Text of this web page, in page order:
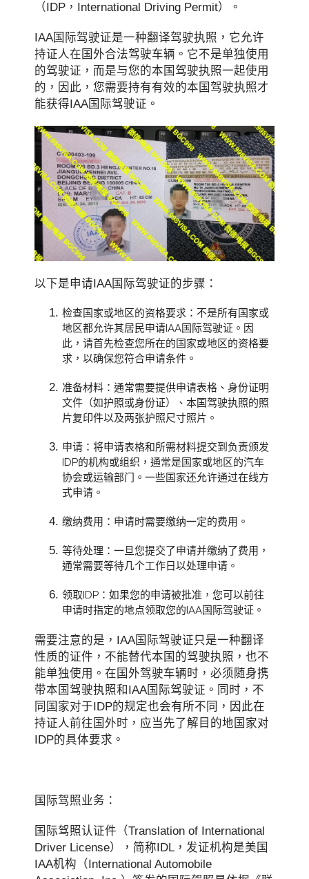
（IDP，International Driving Permit）。
IAA国际驾驶证是一种翻译驾驶执照，它允许
持证人在国外合法驾驶车辆。它不是单独使用
的驾驶证，而是与您的本国驾驶执照一起使用
的，因此，您需要持有有效的本国驾驶执照才
能获得IAA国际驾驶证。
以下是申请IAA国际驾驶证的步骤：
检查国家或地区的资格要求：不是所有国家或
地区都允许其居民申请IAA国际驾驶证。因
此，请首先检查您所在的国家或地区的资格要
求，以确保您符合申请条件。
准备材料：通常需要提供申请表格、身份证明
文件（如护照或身份证）、本国驾驶执照的照
片复印件以及两张护照尺寸照片。
申请：将申请表格和所需材料提交到负责颁发
IDP的机构或组织，通常是国家或地区的汽车
协会或运输部门。一些国家还允许通过在线方
式申请。
缴纳费用：申请时需要缴纳一定的费用。
等待处理：一旦您提交了申请并缴纳了费用，
通常需要等待几个工作日以处理申请。
领取IDP：如果您的申请被批准，您可以前往
申请时指定的地点领取您的IAA国际驾驶证。
需要注意的是，IAA国际驾驶证只是一种翻译
性质的证件，不能替代本国的驾驶执照，也不
能单独使用。在国外驾驶车辆时，必须随身携
带本国驾驶执照和IAA国际驾驶证。同时，不
同国家对于IDP的规定也会有所不同，因此在
持证人前往国外时，应当先了解目的地国家对
IDP的具体要求。
国际驾照业务：
国际驾照认证件（Translation of International
Driver License），简称IDL，发证机构是美国
IAA机构（International Automobile